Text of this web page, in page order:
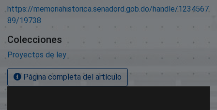
https://memoriahistorica.senadord.gob.do/handle/1234567
89/19738
Colecciones
Proyectos de ley
Página completa del artículo